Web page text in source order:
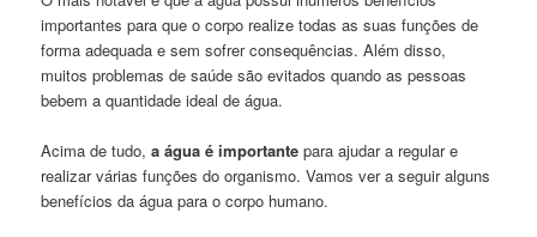
importantes para que o corpo realize todas as suas funções de
forma adequada e sem sofrer consequências. Além disso,
muitos problemas de saúde são evitados quando as pessoas
bebem a quantidade ideal de água.
Acima de tudo,a água é importantepara ajudar a regular e
realizar várias funções do organismo. Vamos ver a seguir alguns
benefícios da água para o corpo humano.